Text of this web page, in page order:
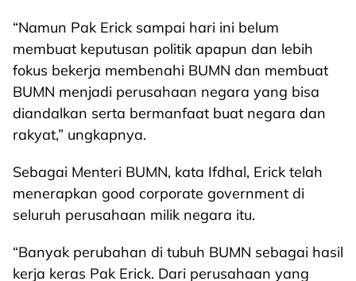
“Namun Pak Erick sampai hari ini belum
membuat keputusan politik apapun dan lebih
fokus bekerja membenahi BUMN dan membuat
BUMN menjadi perusahaan negara yang bisa
diandalkan serta bermanfaat buat negara dan
rakyat,” ungkapnya.
Sebagai Menteri BUMN, kata Ifdhal, Erick telah
menerapkan good corporate government di
seluruh perusahaan milik negara itu.
“Banyak perubahan di tubuh BUMN sebagai hasil
kerja keras Pak Erick. Dari perusahaan yang